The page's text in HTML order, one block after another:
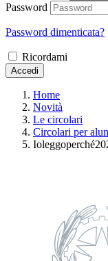
Password
Password dimenticata?
Ricordami
Accedi
Home
Novità
Le circolari
Circolari per